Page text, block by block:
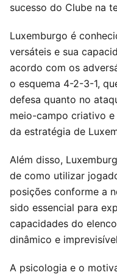
sucesso do Clube na
Luxemburgo é
versáteis e sua
acordo com os
o esquema 4-2-3-1,
defesa quanto no
meio-campo criativo
da estratégia de
Além disso,
de como utilizar
posições conforme a
sido essencial para
capacidades do
dinâmico e
A psicologia e o